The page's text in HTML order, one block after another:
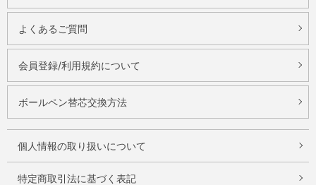
よくあるご質問
会員登録/利用規約について
ボールペン替芯交換方法
個人情報の取り扱いについて
特定商取引法に基づく表記